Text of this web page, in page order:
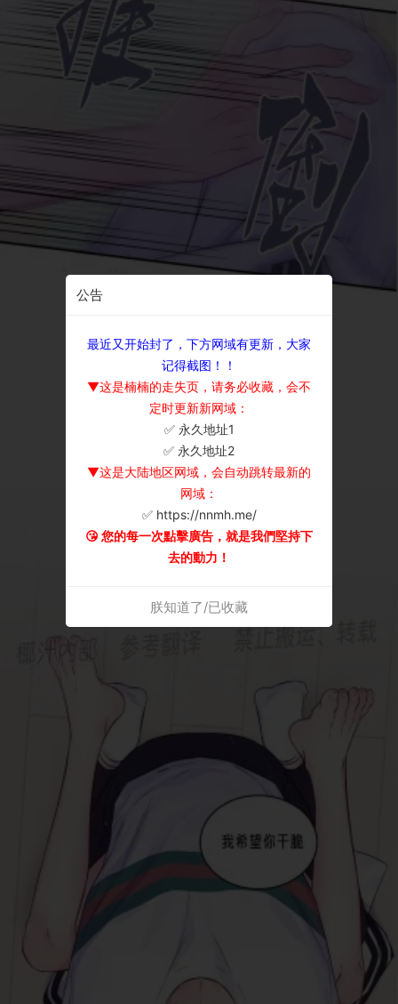
公告
最近又开始封了，下方网域有更新，大家
记得截图！！
▼这是楠楠的走失页，请务必收藏，会不
定时更新新网域：
✅ 永久地址1
✅ 永久地址2
▼这是大陆地区网域，会自动跳转最新的
网域：
✅ https://nnmh.me/
😘 您的每一次點擊廣告，就是我們堅持下
去的動力！
朕知道了/已收藏